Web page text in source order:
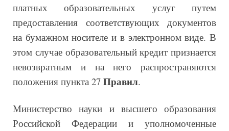
платных образовательных услуг путем
предоставления соответствующих документов
на бумажном носителе и в электронном виде. В
этом случае образовательный кредит признается
невозвратным и на него распространяются
положения пункта 27 Правил.
Министерство науки и высшего образования
Российской Федерации и уполномоченные